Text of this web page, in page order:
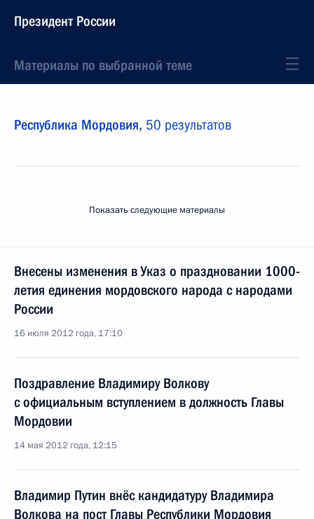
Президент России
Материалы по выбранной теме
Республика Мордовия, 50 результатов
Показать следующие материалы
Внесены изменения в Указ о праздновании 1000-
летия единения мордовского народа с народами
России
16 июля 2012 года, 17:10
Поздравление Владимиру Волкову
с официальным вступлением в должность Главы
Мордовии
14 мая 2012 года, 12:15
Владимир Путин внёс кандидатуру Владимира
Волкова на пост Главы Республики Мордовия